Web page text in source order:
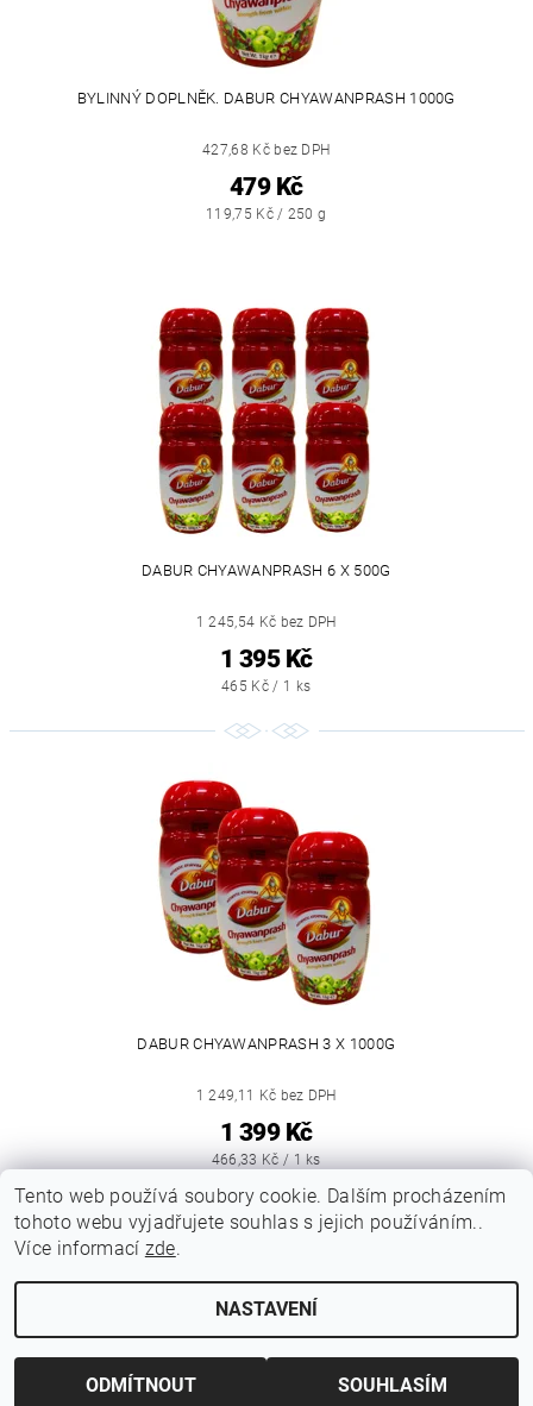
BYLINNÝ DOPLNĚK. DABUR CHYAWANPRASH 1000G
427,68 Kč bez DPH
479 Kč
119,75 Kč / 250 g
DABUR CHYAWANPRASH 6 X 500G
1 245,54 Kč bez DPH
1 395 Kč
465 Kč / 1 ks
DABUR CHYAWANPRASH 3 X 1000G
1 249,11 Kč bez DPH
1 399 Kč
466,33 Kč / 1 ks
Obchodní podmínky |
Reklamační podmínky
2026 © Indicky Koreni, všechna práva vyhrazenaUpravit nastavení cookies
Tento web používá soubory cookie. Dalším procházením
tohoto webu vyjadřujete souhlas s jejich používáním..
Více informací zde.
NASTAVENÍ
ODMÍTNOUT SOUHLASÍM